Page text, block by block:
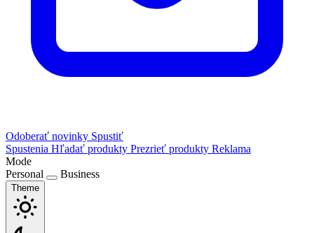
Odoberať novinky Spustiť
Spustenia Hľadať produkty Prezrieť produkty Reklama
Mode
Personal
Business
Theme